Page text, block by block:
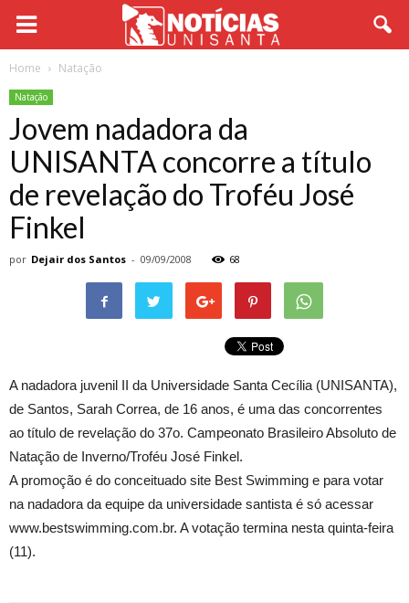
Home Natação
Natação
Jovem nadadora da
UNISANTA concorre a título
de revelação do Troféu José
Finkel
por Dejair dos Santos - 09/09/2008 68
A nadadora juvenil II da Universidade Santa Cecília (UNISANTA),
de Santos, Sarah Correa, de 16 anos, é uma das concorrentes
ao título de revelação do 37o. Campeonato Brasileiro Absoluto de
Natação de Inverno/Troféu José Finkel.
A promoção é do conceituado site Best Swimming e para votar
na nadadora da equipe da universidade santista é só acessar
www.bestswimming.com.br. A votação termina nesta quinta-feira
(11).